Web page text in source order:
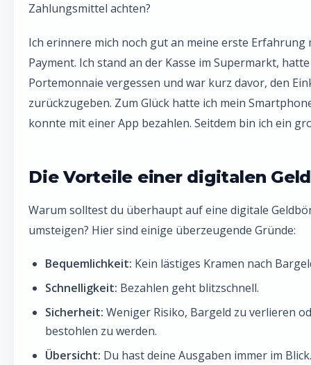
Zahlungsmittel achten?
Ich erinnere mich noch gut an meine erste Erfahrung
Payment. Ich stand an der Kasse im Supermarkt,
Portemonnaie vergessen und war kurz davor, den
zurückzugeben. Zum Glück hatte ich mein
konnte mit einer App bezahlen. Seitdem bin ich ein
Die Vorteile einer digitalen
Warum solltest du überhaupt auf eine digitale
umsteigen? Hier sind einige überzeugende Gründe:
Bequemlichkeit: Kein lästiges Kramen nach
Schnelligkeit: Bezahlen geht blitzschnell.
Sicherheit: Weniger Risiko, Bargeld zu verlieren
bestohlen zu werden.
Übersicht: Du hast deine Ausgaben immer im Blick.